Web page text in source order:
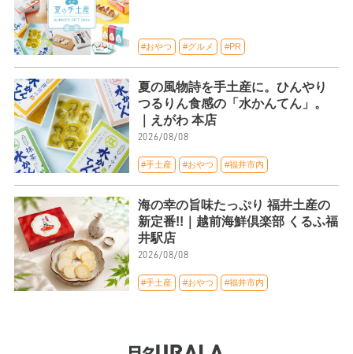
#おやつ #グルメ #PR
夏の風物詩を手土産に。ひんやり
つるりん食感の「水かんてん」。
｜えがわ 本店
2026/08/08
#手土産 #おやつ #福井市内
海の幸の旨味たっぷり 福井土産の
新定番!!｜越前海鮮倶楽部 くるふ福
井駅店
2026/08/08
#手土産 #おやつ #福井市内